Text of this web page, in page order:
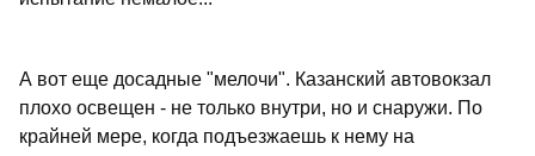
А вот еще досадные "мелочи". Казанский автовокзал
плохо освещен - не только внутри, но и снаружи. По
крайней мере, когда подъезжаешь к нему на